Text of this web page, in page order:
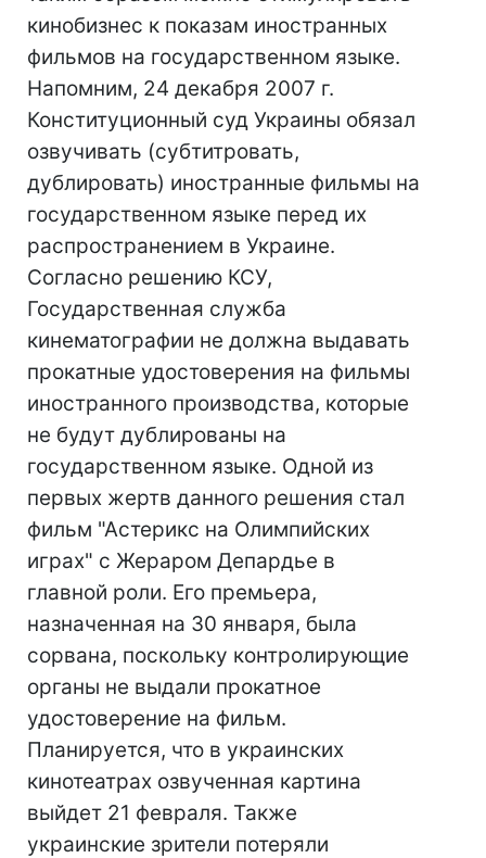
кинобизнес к показам иностранных
фильмов на государственном языке.
Напомним, 24 декабря 2007 г.
Конституционный суд Украины обязал
озвучивать (субтитровать,
дублировать) иностранные фильмы на
государственном языке перед их
распространением в Украине.
Согласно решению КСУ,
Государственная служба
кинематографии не должна выдавать
прокатные удостоверения на фильмы
иностранного производства, которые
не будут дублированы на
государственном языке. Одной из
первых жертв данного решения стал
фильм "Астерикс на Олимпийских
играх" с Жераром Депардье в
главной роли. Его премьера,
назначенная на 30 января, была
сорвана, поскольку контролирующие
органы не выдали прокатное
удостоверение на фильм.
Планируется, что в украинских
кинотеатрах озвученная картина
выйдет 21 февраля. Также
украинские зрители потеряли